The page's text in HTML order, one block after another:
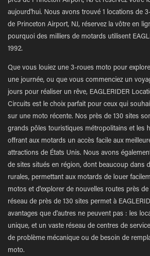
aujourd'hui. Nous avons trouvé 1 locations de
de Princeton Airport, NJ, réservez la vôtre en
pourquoi des milliers de motards utilisent
1992.
Que vous louiez une 3-roues moto pour
une journée, ou que vous commenciez un
jours pour réaliser un rêve, EAGLERIDER
Circuits est le choix parfait pour ceux qui
sur une moto récente. Nos près de 130 sites
grands pôles touristiques métropolitains et les
offrant aux motards un accès facile aux
attractions de États Unis. Nous avons
de sites situés en région, dont beaucoup dans
rurales, permettant aux motards de louer
motos et d'explorer de nouvelles routes près de
réseau de près de 130 sites permet à
avantages que d'autres ne peuvent pas : les
unique, et un vaste réseau de centres de
de problème mécanique ou de besoin de
moto.